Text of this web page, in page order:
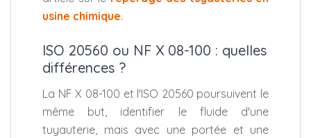
usine chimique.
ISO 20560 ou NF X 08-100 : quelles
différences ?
La NF X 08-100 et l'ISO 20560 poursuivent le
même but, identifier le fluide d'une
tuyauterie, mais avec une portée et une